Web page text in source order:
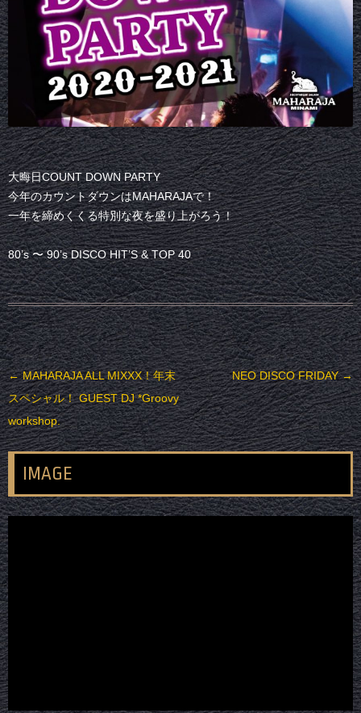
大晦日COUNT DOWN PARTY
今年のカウントダウンはMAHARAJAで！
一年を締めくくる特別な夜を盛り上がろう！
80’s 〜 90’s DISCO HIT’S & TOP 40
投稿ナビゲーション
←MAHARAJA ALL MIXXX！年末
スペシャル！ GUEST DJ *Groovy
workshop.
NEO DISCO FRIDAY→
IMAGE